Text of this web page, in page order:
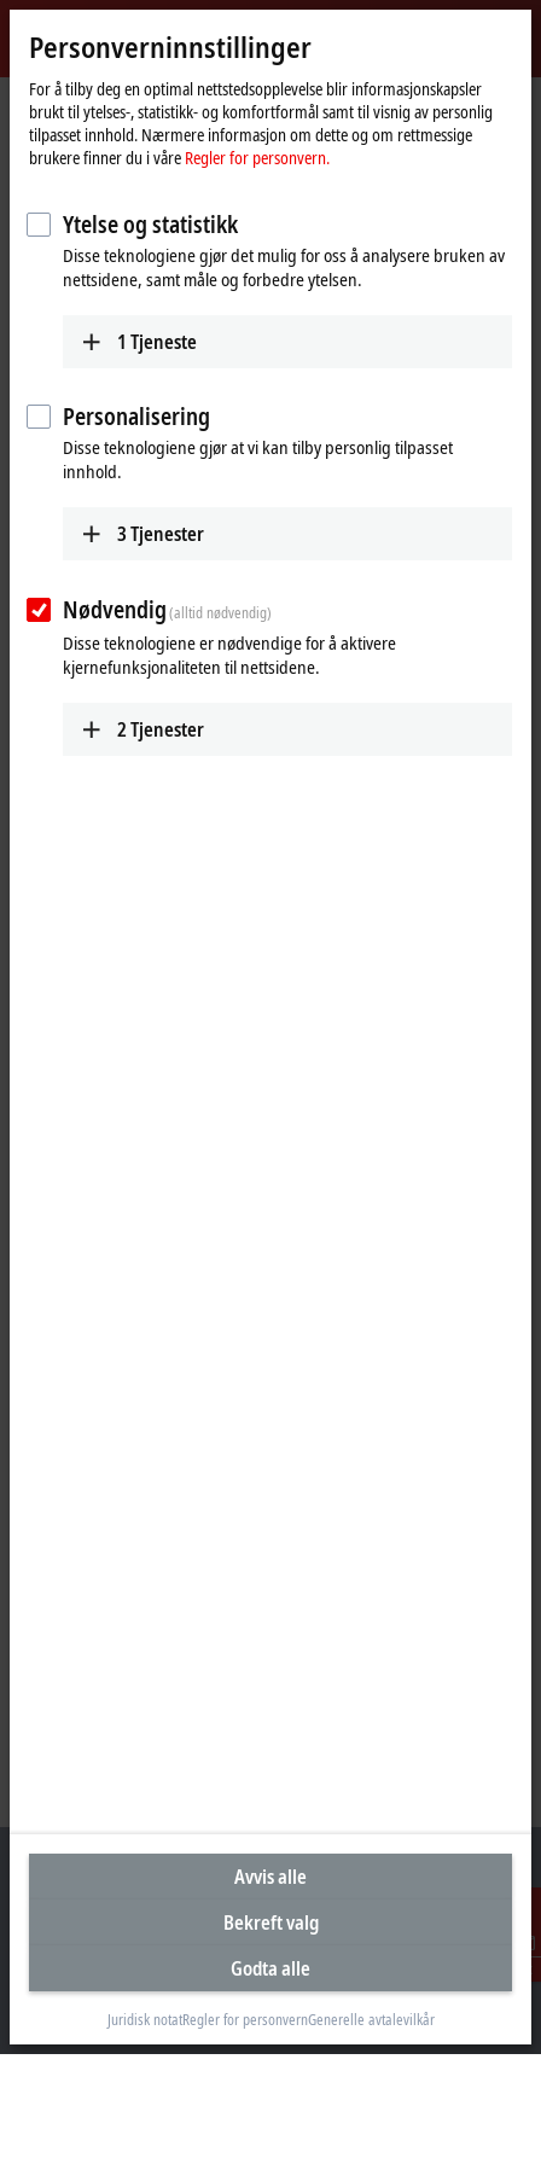
Beckhoff
-
New
Automation
Technology
Hjemmeside
Selskap Global tilstedeværelse Norge Salg
Kontakt
Salg, Norge
Adresse og kontakt
Beckhoff Automation AS
3184
Norge
+47 33 50 46 90
www.beckhoff.com/nn-no/
Beckhoff Automation AS
Raveien 205
Personverninnstillinger
For å tilby deg en optimal nettstedsopplevelse blir informasjonskapsler
brukt til ytelses-, statistikk- og komfortformål samt til visnig av personlig
tilpasset innhold. Nærmere informasjon om dette og om rettmessige
brukere finner du i våre Regler for personvern.
Ytelse og statistikk
Disse teknologiene gjør det mulig for oss å analysere bruken av
nettsidene, samt måle og forbedre ytelsen.
1 Tjeneste
Personalisering
Disse teknologiene gjør at vi kan tilby personlig tilpasset
innhold.
3Tjenester
Nødvendig(alltid nødvendig)
Disse teknologiene er nødvendige for å aktivere
kjernefunksjonaliteten til nettsidene.
2Tjenester
Avvis alle
Bekreft valg
Godta alle
Juridisk notatRegler for personvernGenerelle avtalevilkår